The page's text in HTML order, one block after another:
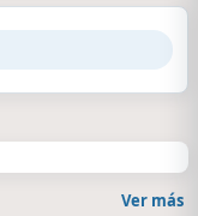
Ver más